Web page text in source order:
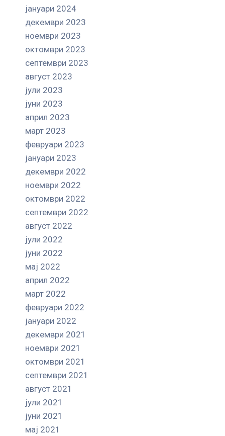
јануари 2024
декември 2023
ноември 2023
октомври 2023
септември 2023
август 2023
јули 2023
јуни 2023
април 2023
март 2023
февруари 2023
јануари 2023
декември 2022
ноември 2022
октомври 2022
септември 2022
август 2022
јули 2022
јуни 2022
мај 2022
април 2022
март 2022
февруари 2022
јануари 2022
декември 2021
ноември 2021
октомври 2021
септември 2021
август 2021
јули 2021
јуни 2021
мај 2021